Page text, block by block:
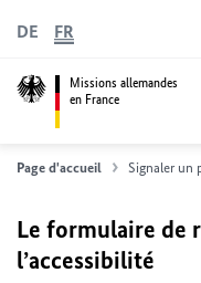
Missions allemandes
en France
DE FR
Page d'accueil Signaler un
Le formulaire de
l’accessibilité